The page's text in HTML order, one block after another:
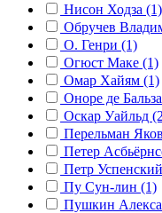
Нисон Ходза (1)
Обручев
О. Генри (1)
Огюст Маке (1)
Омар Хайям (1)
Оноре де
Оскар Уайльд
Перельман
Петер
Петр
Пу Сун-лин (1)
Пушкин